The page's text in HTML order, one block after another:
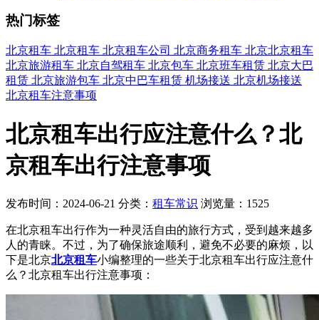
热门标签
北京租车 北京租车 北京租车公司 北京商务租车 北京北京租车
北京旅游租车 北京自驾租车 北京包车 北京班车租赁 北京大巴
租赁 北京旅游包车 北京中巴车租赁 机场接送 北京机场接送
北京租车注意事项
北京租车出行应注意什么？北
京租车出行注意事项
发布时间：2024-06-21 分类： 租车常识 浏览量：1525
在北京租车出行作为一种灵活自由的旅行方式，受到越来越多
人的青睐。不过，为了确保旅途顺利，避免不必要的麻烦，以
下是北京北京租车小编整理的一些关于北京租车出行应注意什
么？北京租车出行注意事项：